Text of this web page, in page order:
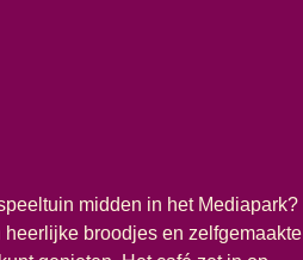
midden in het Mediapark?
broodjes en zelfgemaakte